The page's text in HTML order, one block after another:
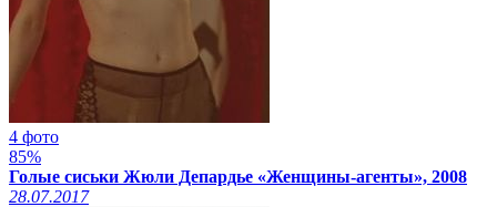
4 фото
85%
Голые сиськи Жюли Депардье «Женщины-агенты», 2008
28.07.2017